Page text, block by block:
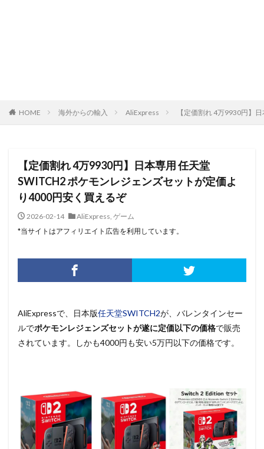
HOME 海外からの輸入 AliExpress 【定価割れ 4万9930円】
【定価割れ 4万9930円】日本専用 任天堂
SWITCH2 ポケモンレジェンズセットが定価よ
り4000円安く買えるぞ
2026-02-14 AliExpress, ゲーム
*当サイトはアフィリエイト広告を利用しています。
AliExpressで、日本版任天堂SWITCH2が、バレンタインセー
ルでポケモンレジェンズセットが遂に定価以下の価格で販売
されています。しかも4000円も安い5万円以下の価格です。